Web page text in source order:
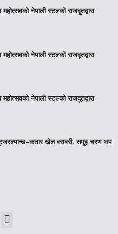
नेपाली स्टलको राजदूतद्वारा
नेपाली स्टलको राजदूतद्वारा
नेपाली स्टलको राजदूतद्वारा
खेल बराबरी, समूह चरण थप